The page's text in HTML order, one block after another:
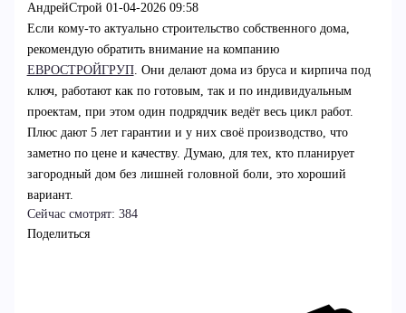
АндрейСтрой 01-04-2026 09:58
Если кому-то актуально строительство собственного дома,
рекомендую обратить внимание на компанию
ЕВРОСТРОЙГРУП. Они делают дома из бруса и кирпича под
ключ, работают как по готовым, так и по индивидуальным
проектам, при этом один подрядчик ведёт весь цикл работ.
Плюс дают 5 лет гарантии и у них своё производство, что
заметно по цене и качеству. Думаю, для тех, кто планирует
загородный дом без лишней головной боли, это хороший
вариант.
Сейчас смотрят: 384
Поделиться